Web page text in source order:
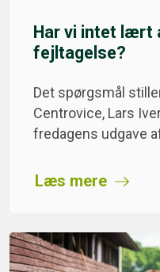
Har vi intet lært
fejltagelse?
Det spørgsmål
Centrovice, Lars
fredagens udgave
Læs mere